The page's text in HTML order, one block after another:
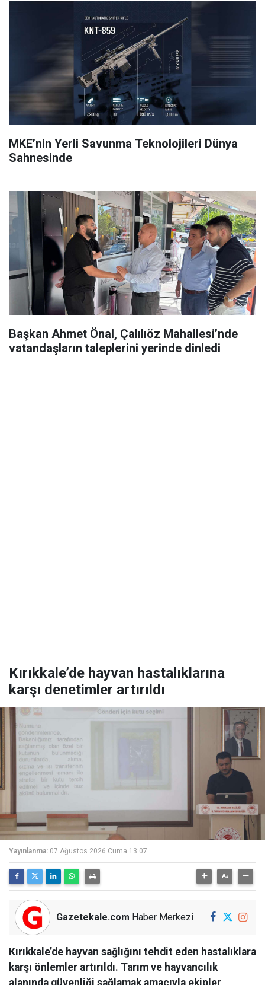
MKE’nin Yerli Savunma Teknolojileri Dünya
Sahnesinde
Başkan Ahmet Önal, Çalılıöz Mahallesi’nde
vatandaşların taleplerini yerinde dinledi
Kırıkkale’de hayvan hastalıklarına
karşı denetimler artırıldı
Yayınlanma: 07 Ağustos 2026 Cuma 13:07
Gazetekale.com Haber Merkezi
Kırıkkale’de hayvan sağlığını tehdit eden hastalıklara
karşı önlemler artırıldı. Tarım ve hayvancılık
alanında güvenliği sağlamak amacıyla ekipler